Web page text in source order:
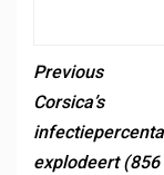
Previous
Corsica’s
explodeert (856